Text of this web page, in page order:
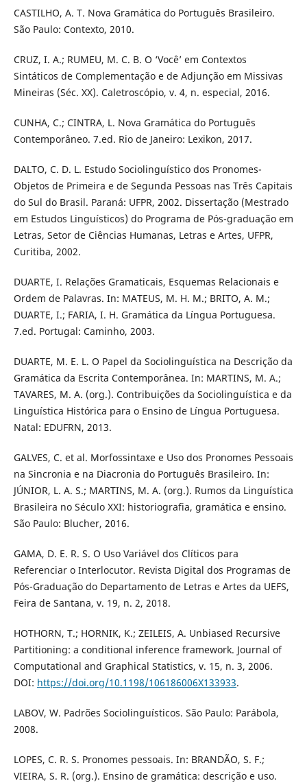
CASTILHO, A. T. Nova Gramática do Português Brasileiro.
São Paulo: Contexto, 2010.
CRUZ, I. A.; RUMEU, M. C. B. O ‘Você’ em Contextos
Sintáticos de Complementação e de Adjunção em Missivas
Mineiras (Séc. XX). Caletroscópio, v. 4, n. especial, 2016.
CUNHA, C.; CINTRA, L. Nova Gramática do Português
Contemporâneo. 7.ed. Rio de Janeiro: Lexikon, 2017.
DALTO, C. D. L. Estudo Sociolinguístico dos Pronomes-
Objetos de Primeira e de Segunda Pessoas nas Três Capitais
do Sul do Brasil. Paraná: UFPR, 2002. Dissertação (Mestrado
em Estudos Linguísticos) do Programa de Pós-graduação em
Letras, Setor de Ciências Humanas, Letras e Artes, UFPR,
Curitiba, 2002.
DUARTE, I. Relações Gramaticais, Esquemas Relacionais e
Ordem de Palavras. In: MATEUS, M. H. M.; BRITO, A. M.;
DUARTE, I.; FARIA, I. H. Gramática da Língua Portuguesa.
7.ed. Portugal: Caminho, 2003.
DUARTE, M. E. L. O Papel da Sociolinguística na Descrição da
Gramática da Escrita Contemporânea. In: MARTINS, M. A.;
TAVARES, M. A. (org.). Contribuições da Sociolinguística e da
Linguística Histórica para o Ensino de Língua Portuguesa.
Natal: EDUFRN, 2013.
GALVES, C. et al. Morfossintaxe e Uso dos Pronomes Pessoais
na Sincronia e na Diacronia do Português Brasileiro. In:
JÚNIOR, L. A. S.; MARTINS, M. A. (org.). Rumos da Linguística
Brasileira no Século XXI: historiografia, gramática e ensino.
São Paulo: Blucher, 2016.
GAMA, D. E. R. S. O Uso Variável dos Clíticos para
Referenciar o Interlocutor. Revista Digital dos Programas de
Pós-Graduação do Departamento de Letras e Artes da UEFS,
Feira de Santana, v. 19, n. 2, 2018.
HOTHORN, T.; HORNIK, K.; ZEILEIS, A. Unbiased Recursive
Partitioning: a conditional inference framework. Journal of
Computational and Graphical Statistics, v. 15, n. 3, 2006.
DOI: https://doi.org/10.1198/106186006X133933.
LABOV, W. Padrões Sociolinguísticos. São Paulo: Parábola,
2008.
LOPES, C. R. S. Pronomes pessoais. In: BRANDÃO, S. F.;
VIEIRA, S. R. (org.). Ensino de gramática: descrição e uso.